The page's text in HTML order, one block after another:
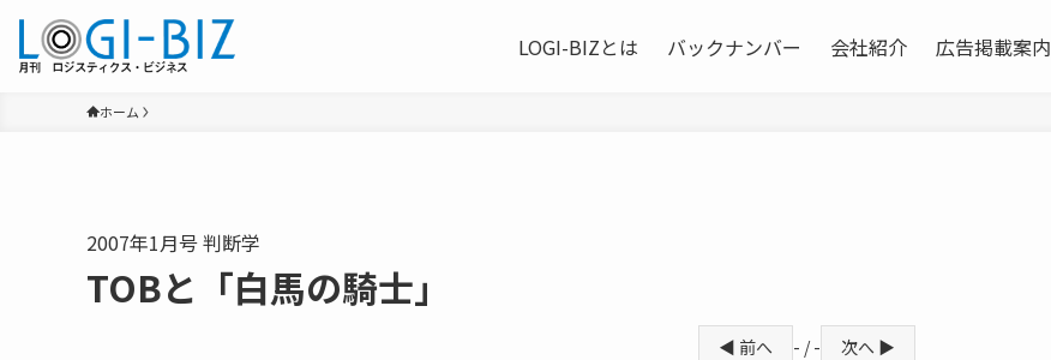
LOGI-BIZとは バックナンバー 会社紹介 広告掲載案内
ホーム
2007年1月号 判断学
TOBと「白馬の騎士」
◀ 前へ - / - 次へ ▶